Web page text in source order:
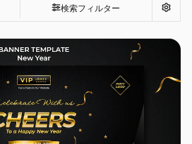
検索フィルター